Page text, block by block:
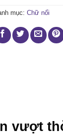
mục: Chữ nổi
vượt